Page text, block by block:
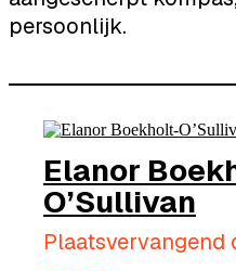
persoonlijk.
Elanor
O’Sullivan